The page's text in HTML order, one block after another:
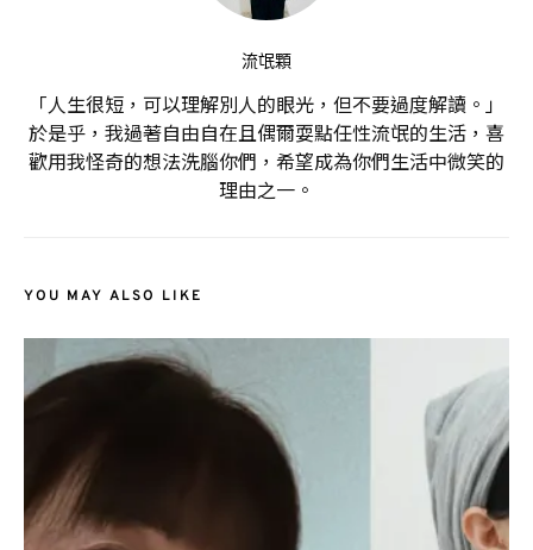
流氓顆
「人生很短，可以理解別人的眼光，但不要過度解讀。」
於是乎，我過著自由自在且偶爾耍點任性流氓的生活，喜
歡用我怪奇的想法洗腦你們，希望成為你們生活中微笑的
理由之一。
YOU MAY ALSO LIKE